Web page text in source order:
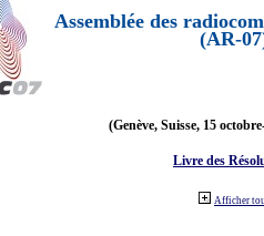
Assemblée des
(AR-
(Genève, Suisse, 15
Livre des
Afficher